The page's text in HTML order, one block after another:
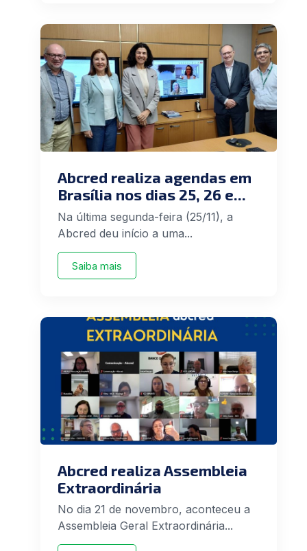
Abcred realiza agendas em
Brasília nos dias 25, 26 e...
Na última segunda-feira (25/11), a
Abcred deu início a uma...
Saiba mais
Abcred realiza Assembleia
Extraordinária
No dia 21 de novembro, aconteceu a
Assembleia Geral Extraordinária...